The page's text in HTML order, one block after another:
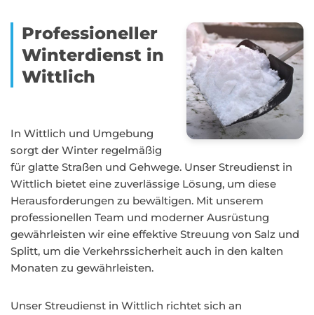
Professioneller
Winterdienst in
Wittlich
In Wittlich und Umgebung
sorgt der Winter regelmäßig
für glatte Straßen und Gehwege. Unser Streudienst in
Wittlich bietet eine zuverlässige Lösung, um diese
Herausforderungen zu bewältigen. Mit unserem
professionellen Team und moderner Ausrüstung
gewährleisten wir eine effektive Streuung von Salz und
Splitt, um die Verkehrssicherheit auch in den kalten
Monaten zu gewährleisten.
Unser Streudienst in Wittlich richtet sich an